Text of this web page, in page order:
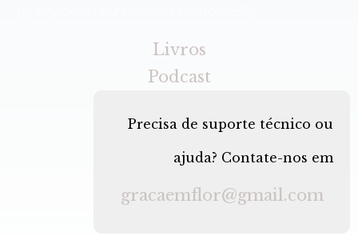
Livros
Podcast
Precisa de suporte técnico ou
ajuda? Contate-nos em
gracaemflor@gmail.com